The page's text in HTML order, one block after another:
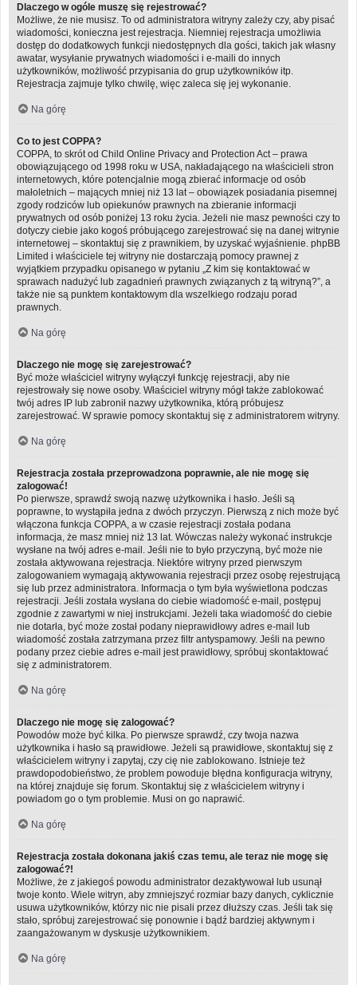
Dlaczego w ogóle muszę się rejestrować?
Możliwe, że nie musisz. To od administratora witryny zależy czy, aby pisać
wiadomości, konieczna jest rejestracja. Niemniej rejestracja umożliwia
dostęp do dodatkowych funkcji niedostępnych dla gości, takich jak własny
awatar, wysyłanie prywatnych wiadomości i e-maili do innych
użytkowników, możliwość przypisania do grup użytkowników itp.
Rejestracja zajmuje tylko chwilę, więc zaleca się jej wykonanie.
Na górę
Co to jest COPPA?
COPPA, to skrót od Child Online Privacy and Protection Act – prawa
obowiązującego od 1998 roku w USA, nakładającego na właścicieli stron
internetowych, które potencjalnie mogą zbierać informacje od osób
małoletnich – mających mniej niż 13 lat – obowiązek posiadania pisemnej
zgody rodziców lub opiekunów prawnych na zbieranie informacji
prywatnych od osób poniżej 13 roku życia. Jeżeli nie masz pewności czy to
dotyczy ciebie jako kogoś próbującego zarejestrować się na danej witrynie
internetowej – skontaktuj się z prawnikiem, by uzyskać wyjaśnienie. phpBB
Limited i właściciele tej witryny nie dostarczają pomocy prawnej z
wyjątkiem przypadku opisanego w pytaniu „Z kim się kontaktować w
sprawach nadużyć lub zagadnień prawnych związanych z tą witryną?”, a
także nie są punktem kontaktowym dla wszelkiego rodzaju porad
prawnych.
Na górę
Dlaczego nie mogę się zarejestrować?
Być może właściciel witryny wyłączył funkcję rejestracji, aby nie
rejestrowały się nowe osoby. Właściciel witryny mógł także zablokować
twój adres IP lub zabronił nazwy użytkownika, którą próbujesz
zarejestrować. W sprawie pomocy skontaktuj się z administratorem witryny.
Na górę
Rejestracja została przeprowadzona poprawnie, ale nie mogę się
zalogować!
Po pierwsze, sprawdź swoją nazwę użytkownika i hasło. Jeśli są
poprawne, to wystąpiła jedna z dwóch przyczyn. Pierwszą z nich może być
włączona funkcja COPPA, a w czasie rejestracji została podana
informacja, że masz mniej niż 13 lat. Wówczas należy wykonać instrukcje
wysłane na twój adres e-mail. Jeśli nie to było przyczyną, być może nie
została aktywowana rejestracja. Niektóre witryny przed pierwszym
zalogowaniem wymagają aktywowania rejestracji przez osobę rejestrującą
się lub przez administratora. Informacja o tym była wyświetlona podczas
rejestracji. Jeśli została wysłana do ciebie wiadomość e-mail, postępuj
zgodnie z zawartymi w niej instrukcjami. Jeżeli taka wiadomość do ciebie
nie dotarła, być może został podany nieprawidłowy adres e-mail lub
wiadomość została zatrzymana przez filtr antyspamowy. Jeśli na pewno
podany przez ciebie adres e-mail jest prawidłowy, spróbuj skontaktować
się z administratorem.
Na górę
Dlaczego nie mogę się zalogować?
Powodów może być kilka. Po pierwsze sprawdź, czy twoja nazwa
użytkownika i hasło są prawidłowe. Jeżeli są prawidłowe, skontaktuj się z
właścicielem witryny i zapytaj, czy cię nie zablokowano. Istnieje też
prawdopodobieństwo, że problem powoduje błędna konfiguracja witryny,
na której znajduje się forum. Skontaktuj się z właścicielem witryny i
powiadom go o tym problemie. Musi on go naprawić.
Na górę
Rejestracja została dokonana jakiś czas temu, ale teraz nie mogę się
zalogować?!
Możliwe, że z jakiegoś powodu administrator dezaktywował lub usunął
twoje konto. Wiele witryn, aby zmniejszyć rozmiar bazy danych, cyklicznie
usuwa użytkowników, którzy nic nie pisali przez dłuższy czas. Jeśli tak się
stało, spróbuj zarejestrować się ponownie i bądź bardziej aktywnym i
zaangażowanym w dyskusje użytkownikiem.
Na górę